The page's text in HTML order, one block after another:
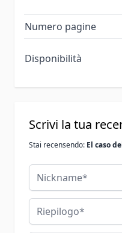
Numero pagine
Disponibilità
Scrivi la tua
Stai recensendo: El caso
Nickname
Riepilogo